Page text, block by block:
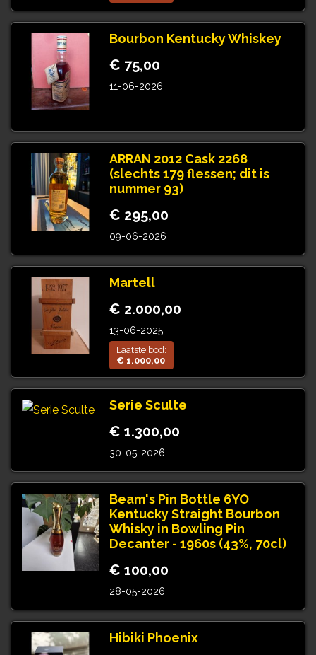
Bourbon Kentucky Whiskey
€ 75,00
11-06-2026
ARRAN 2012 Cask 2268
(slechts 179 flessen; dit is
nummer 93)
€ 295,00
09-06-2026
Martell
€ 2.000,00
13-06-2025
Laatste bod:
€ 1.000,00
Serie Sculte
€ 1.300,00
30-05-2026
Beam's Pin Bottle 6YO
Kentucky Straight Bourbon
Whisky in Bowling Pin
Decanter - 1960s (43%, 70cl)
€ 100,00
28-05-2026
Hibiki Phoenix